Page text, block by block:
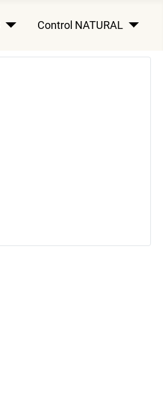
Control NATURAL